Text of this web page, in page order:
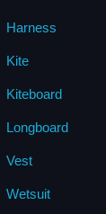
Harness
Kite
Kiteboard
Longboard
Vest
Wetsuit